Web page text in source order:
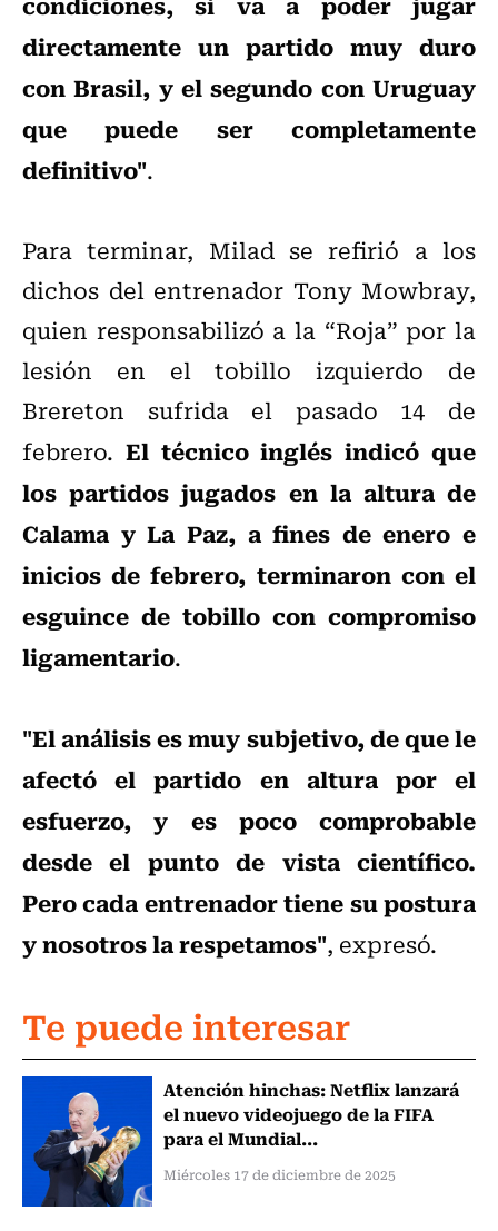
directamente un partido muy duro
con Brasil, y el segundo con Uruguay
que puede ser completamente
definitivo".
Para terminar, Milad se refirió a los
dichos del entrenador Tony Mowbray,
quien responsabilizó a la “Roja” por la
lesión en el tobillo izquierdo de
Brereton sufrida el pasado 14 de
febrero. El técnico inglés indicó que
los partidos jugados en la altura de
Calama y La Paz, a fines de enero e
inicios de febrero, terminaron con el
esguince de tobillo con compromiso
ligamentario.
"El análisis es muy subjetivo, de que le
afectó el partido en altura por el
esfuerzo, y es poco comprobable
desde el punto de vista científico.
Pero cada entrenador tiene su postura
y nosotros la respetamos", expresó.
Te puede interesar
Atención hinchas: Netflix lanzará
el nuevo videojuego de la FIFA
para el Mundial...
Miércoles 17 de diciembre de 2025